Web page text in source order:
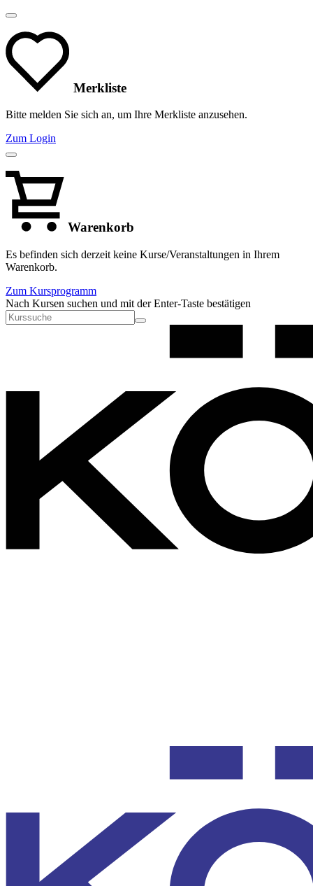
Merkliste
Bitte melden Sie sich an, um Ihre Merkliste anzusehen.
Zum Login
Warenkorb
Es befinden sich derzeit keine Kurse/Veranstaltungen in Ihrem
Warenkorb.
Zum Kursprogramm
Nach Kursen suchen und mit der Enter-Taste bestätigen